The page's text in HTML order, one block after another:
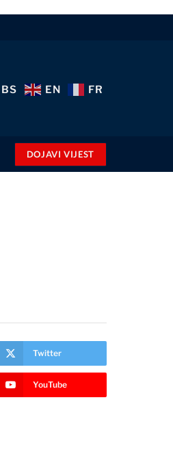
BS EN FR
DOJAVI VIJEST
Twitter
YouTube